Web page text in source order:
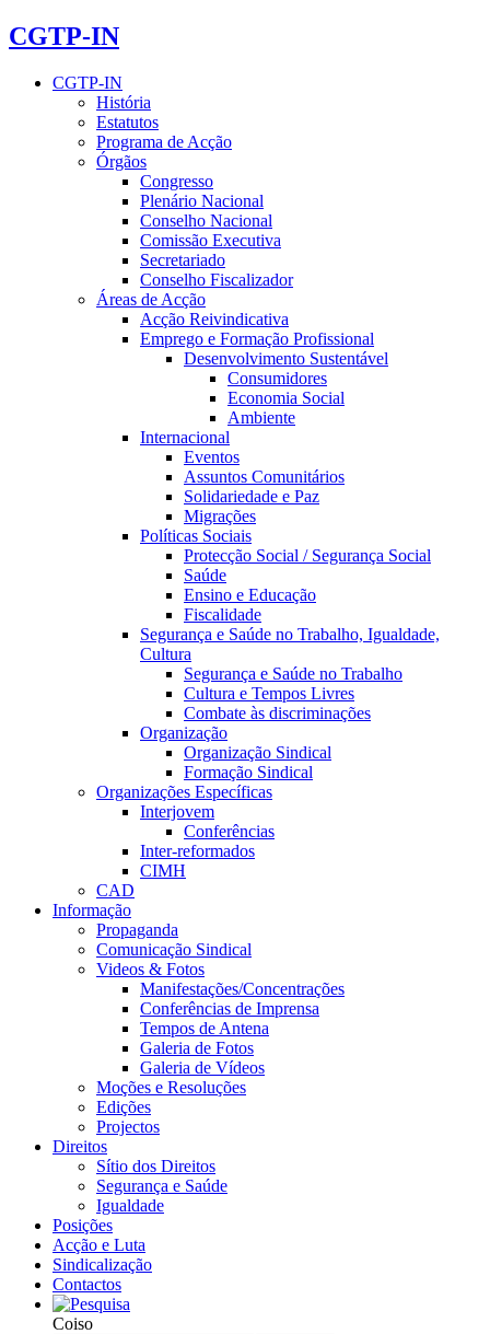
CGTP-IN
CGTP-IN
História
Estatutos
Programa de Acção
Órgãos
Congresso
Plenário Nacional
Conselho Nacional
Comissão Executiva
Secretariado
Conselho Fiscalizador
Áreas de Acção
Acção Reivindicativa
Emprego e Formação Profissional
Desenvolvimento Sustentável
Consumidores
Economia Social
Ambiente
Internacional
Eventos
Assuntos Comunitários
Solidariedade e Paz
Migrações
Políticas Sociais
Protecção Social / Segurança Social
Saúde
Ensino e Educação
Fiscalidade
Segurança e Saúde no Trabalho, Igualdade,
Cultura
Segurança e Saúde no Trabalho
Cultura e Tempos Livres
Combate às discriminações
Organização
Organização Sindical
Formação Sindical
Organizações Específicas
Interjovem
Conferências
Inter-reformados
CIMH
CAD
Informação
Propaganda
Comunicação Sindical
Videos & Fotos
Manifestações/Concentrações
Conferências de Imprensa
Tempos de Antena
Galeria de Fotos
Galeria de Vídeos
Moções e Resoluções
Edições
Projectos
Direitos
Sítio dos Direitos
Segurança e Saúde
Igualdade
Posições
Acção e Luta
Sindicalização
Contactos
Coiso